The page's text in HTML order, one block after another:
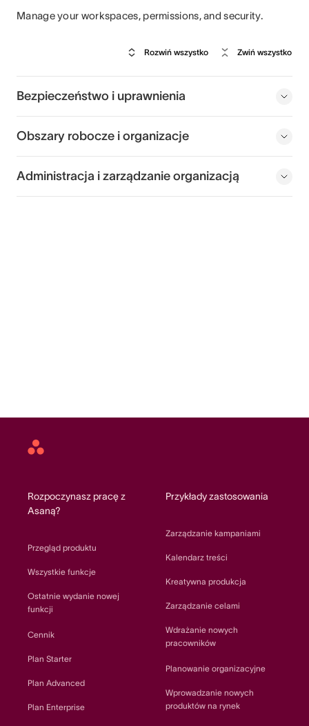
Manage your workspaces, permissions, and security.
Rozwiń wszystko Zwiń wszystko
Bezpieczeństwo i uprawnienia
Obszary robocze i organizacje
Administracja i zarządzanie organizacją
Asana
Rozpoczynasz pracę z
Asaną?
Przegląd produktu
Wszystkie funkcje
Ostatnie wydanie nowej
funkcji
Cennik
Plan Starter
Plan Advanced
Plan Enterprise
Przykłady zastosowania
Zarządzanie kampaniami
Kalendarz treści
Kreatywna produkcja
Zarządzanie celami
Wdrażanie nowych
pracowników
Planowanie organizacyjne
Wprowadzanie nowych
produktów na rynek